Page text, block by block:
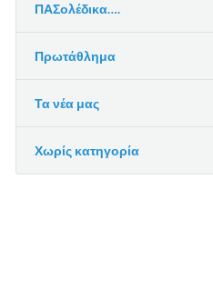
ΠΑΣολέδικα….
Πρωτάθλημα
Τα νέα μας
Χωρίς κατηγορία